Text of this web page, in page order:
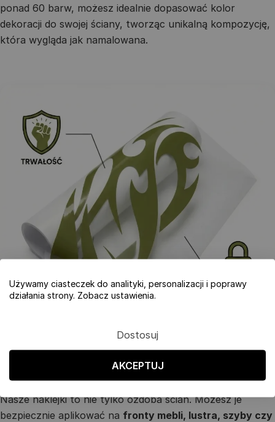
ponad 60 barw, możesz idealnie dopasować kolor
dekoracji do swojej ściany, tworząc unikalną kompozycję,
która wygląda jak namalowana.
Uniwersalność i trwałość na lata
Nasze naklejki to nie tylko ozdoba ścian. Możesz je
bezpiecznie aplikować na fronty mebli, lustra, szyby czy
Używamy ciasteczek do analityki, personalizacji i poprawy
działania strony. Zobacz ustawienia.
Dostosuj
AKCEPTUJ